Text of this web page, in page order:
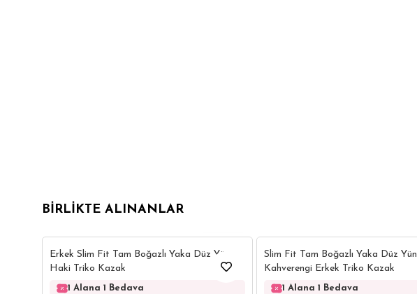
BIRLIKTE ALINANLAR
Erkek Slim Fit Tam Boğazlı Yaka Düz Yün
Haki Triko Kazak
1 Alana 1 Bedava
Slim Fit Tam Boğazlı Yaka Düz Yün
Kahverengi Erkek Triko Kazak
1 Alana 1 Bedava